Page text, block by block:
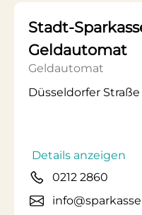
Stadt-
Geldautomat
Geldautomat
Düsseldorfer
Details anzeigen
0212 2860